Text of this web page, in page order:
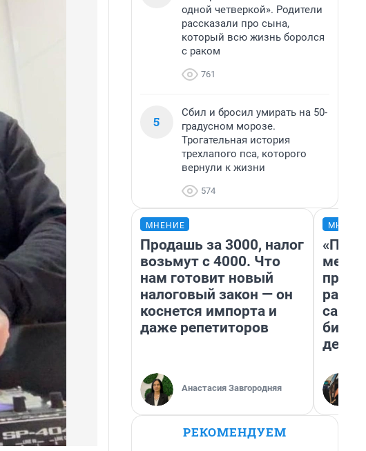
одной четверкой». Родители
рассказали про сына,
который всю жизнь боролся
с раком
761
5
Сбил и бросил умирать на 50-
градусном морозе.
Трогательная история
трехлапого пса, которого
вернули к жизни
574
МНЕНИЕ
Продашь за 3000, налог
возьмут с 4000. Что
нам готовит новый
налоговый закон — он
коснется импорта и
даже репетиторов
Анастасия Завгородняя
РЕКОМЕНДУЕМ